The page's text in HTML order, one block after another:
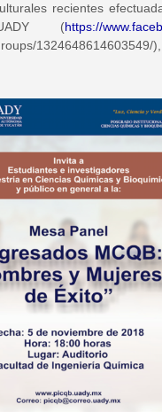
recientes
(https://
1324648614603549/